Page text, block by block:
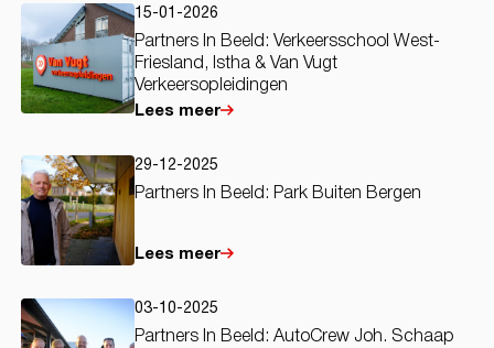
15-01-2026
Partners In Beeld: Verkeersschool West-
Friesland, Istha & Van Vugt
Verkeersopleidingen
Lees meer
29-12-2025
Partners In Beeld: Park Buiten Bergen
Lees meer
03-10-2025
Partners In Beeld: AutoCrew Joh. Schaap